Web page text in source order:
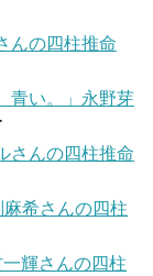
んの四柱推命
青い。」永野芽
さんの四柱推命
麻希さんの四柱
輝さんの四柱